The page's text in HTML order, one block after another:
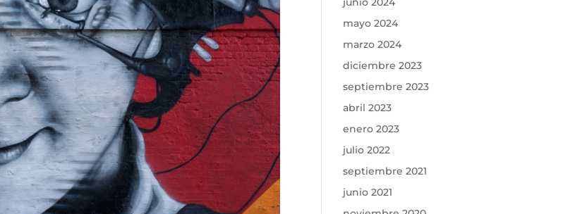
mayo 2024
marzo 2024
diciembre 2023
septiembre 2023
abril 2023
enero 2023
julio 2022
septiembre 2021
junio 2021